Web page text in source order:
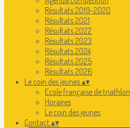
Résultats 2019-2020
Résultats 2021
Résultats 2022
Résultats 2023
Résultats 2024
Résultats 2025
Résultats 2026
Le coin des jeunes▴▾
Ecole française de triathlon
Horaires
Le coin des jeunes
Contact▴▾